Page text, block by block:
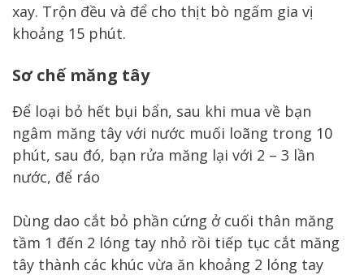
xay. Trộn đều và để cho thịt bò ngấm gia vị
khoảng 15 phút.
Sơ chế măng tây
Để loại bỏ hết bụi bẩn, sau khi mua về bạn
ngâm măng tây với nước muối loãng trong 10
phút, sau đó, bạn rửa măng lại với 2 – 3 lần
nước, để ráo
Dùng dao cắt bỏ phần cứng ở cuối thân măng
tầm 1 đến 2 lóng tay nhỏ rồi tiếp tục cắt măng
tây thành các khúc vừa ăn khoảng 2 lóng tay